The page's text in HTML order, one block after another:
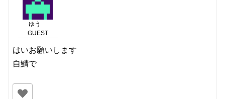
ゆう
GUEST
はいお願いします
自鯖で